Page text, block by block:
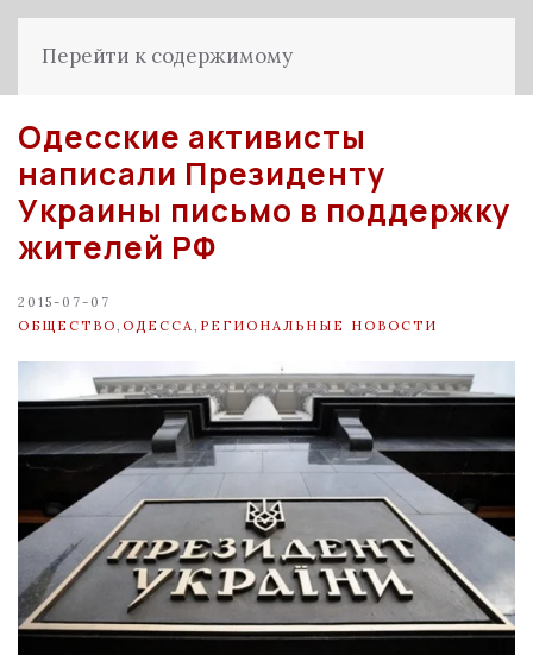
Перейти к содержимому
Одесские активисты
написали Президенту
Украины письмо в поддержку
жителей РФ
2015-07-07
ОБЩЕСТВО ОДЕССА РЕГИОНАЛЬНЫЕ НОВОСТИ